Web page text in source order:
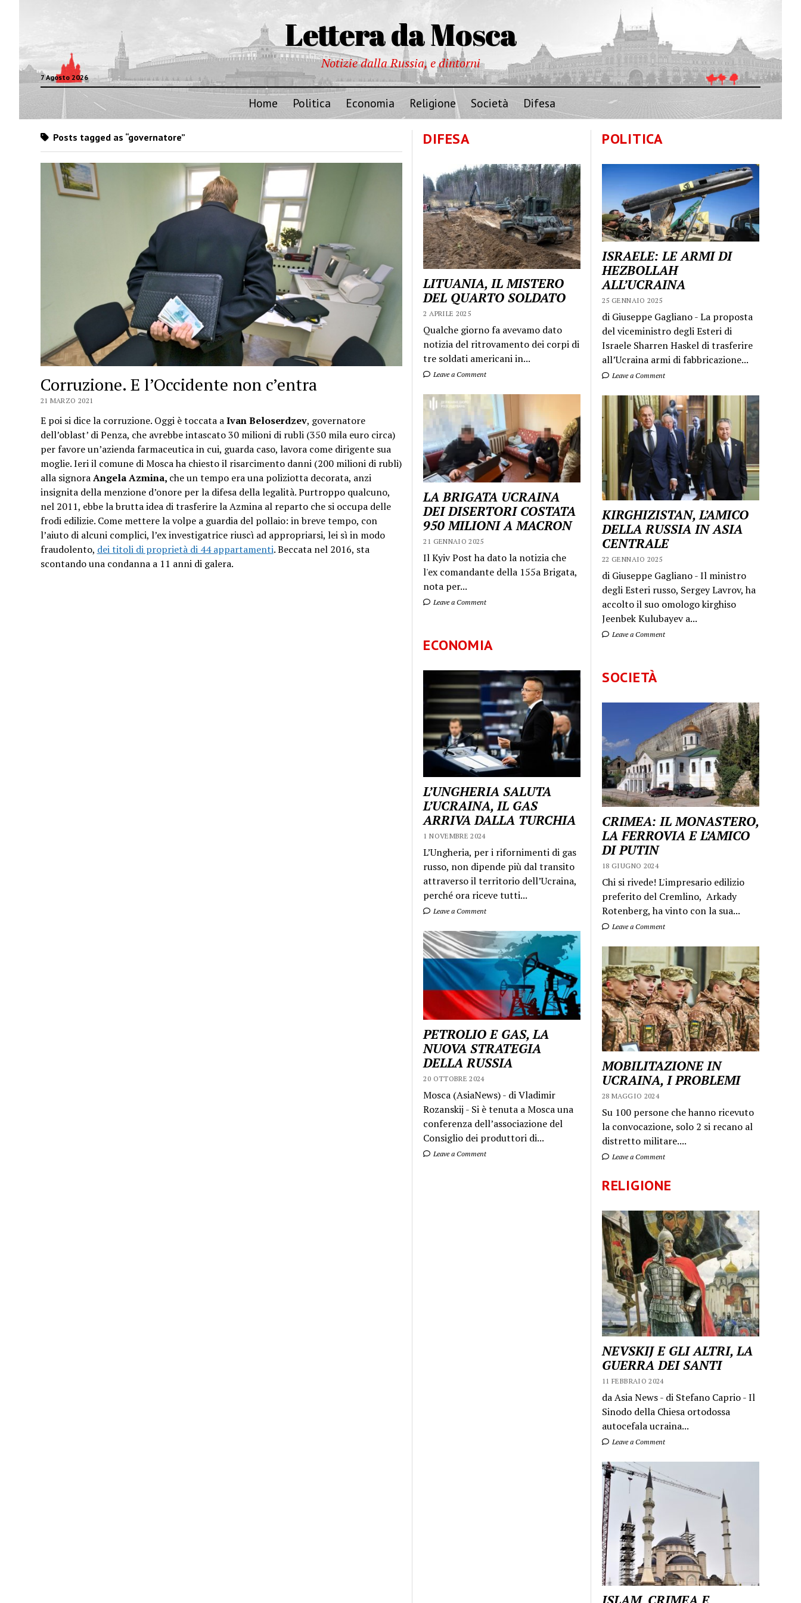
Lettera da Mosca
7 Agosto 2026
Notizie dalla Russia, e dintorni
Home Politica Economia Religione Società Difesa
POLITICA
ISRAELE: LE ARMI DI
HEZBOLLAH
ALL’UCRAINA
25 GENNAIO 2025
di Giuseppe Gagliano - La proposta
del viceministro degli Esteri di
Israele Sharren Haskel di trasferire
all’Ucraina armi di fabbricazione...
Leave a Comment
KIRGHIZISTAN, L’AMICO
DELLA RUSSIA IN ASIA
CENTRALE
22 GENNAIO 2025
di Giuseppe Gagliano - Il ministro
degli Esteri russo, Sergey Lavrov, ha
accolto il suo omologo kirghiso
Jeenbek Kulubayev a...
Leave a Comment
SOCIETÀ
CRIMEA: IL MONASTERO,
LA FERROVIA E L’AMICO
DI PUTIN
18 GIUGNO 2024
Chi si rivede! L'impresario edilizio
preferito del Cremlino, Arkady
Rotenberg, ha vinto con la sua...
Leave a Comment
MOBILITAZIONE IN
UCRAINA, I PROBLEMI
28 MAGGIO 2024
Su 100 persone che hanno ricevuto
la convocazione, solo 2 si recano al
distretto militare....
Leave a Comment
RELIGIONE
NEVSKIJ E GLI ALTRI, LA
GUERRA DEI SANTI
11 FEBBRAIO 2024
da Asia News - di Stefano Caprio - Il
Sinodo della Chiesa ortodossa
autocefala ucraina...
Leave a Comment
Posts tagged as “governatore”
Corruzione. E l’Occidente non c’entra
21 MARZO 2021
E poi si dice la corruzione. Oggi è toccata aIvan Beloserdzev, governatore
dell’oblast’ di Penza, che avrebbe intascato 30 milioni di rubli (350 mila euro circa)
per favore un’azienda farmaceutica in cui, guarda caso, lavora come dirigente sua
moglie. Ieri il comune di Mosca ha chiesto il risarcimento danni (200 milioni di rubli)
alla signoraAngela Azmina, che un tempo era una poliziotta decorata, anzi
insignita della menzione d’onore per la difesa della legalità. Purtroppo qualcuno,
nel 2011, ebbe la brutta idea di trasferire la Azmina al reparto che si occupa delle
frodi edilizie. Come mettere la volpe a guardia del pollaio: in breve tempo, con
l’aiuto di alcuni complici, l’ex investigatrice riuscì ad appropriarsi, lei sì in modo
fraudolento, dei titoli di proprietà di 44 appartamenti. Beccata nel 2016, sta
scontando una condanna a 11 anni di galera.
DIFESA
LITUANIA, IL MISTERO
DEL QUARTO SOLDATO
2 APRILE 2025
Qualche giorno fa avevamo dato
notizia del ritrovamento dei corpi di
tre soldati americani in...
Leave a Comment
LA BRIGATA UCRAINA
DEI DISERTORI COSTATA
950 MILIONI A MACRON
21 GENNAIO 2025
Il Kyiv Post ha dato la notizia che
l'ex comandante della 155a Brigata,
nota per...
Leave a Comment
ECONOMIA
L’UNGHERIA SALUTA
L’UCRAINA, IL GAS
ARRIVA DALLA TURCHIA
1 NOVEMBRE 2024
L’Ungheria, per i rifornimenti di gas
russo, non dipende più dal transito
attraverso il territorio dell’Ucraina,
perché ora riceve tutti...
Leave a Comment
PETROLIO E GAS, LA
NUOVA STRATEGIA
DELLA RUSSIA
20 OTTOBRE 2024
Mosca (AsiaNews) - di Vladimir
Rozanskij - Si è tenuta a Mosca una
conferenza dell’associazione del
Consiglio dei produttori di...
Leave a Comment